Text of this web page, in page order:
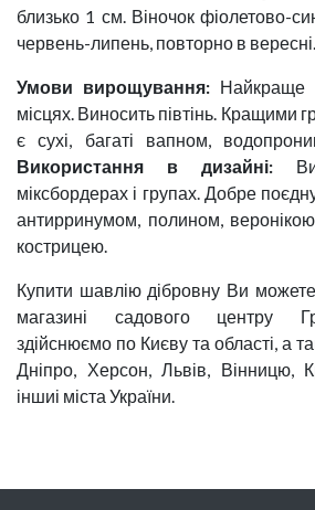
близько 1 см. Віночок фіолетово-
червень-липень, повторно в вересні.
Умови вирощування: Найкраще
місцях. Виносить півтінь. Кращими
є сухі, багаті вапном,
Використання в дизайні:
міксбордерах і групах. Добре
антирринумом, полином,
кострицею.
Купити шавлію дібровну Ви
магазині садового центру
здійснюємо по Києву та області, а
Дніпро, Херсон, Львів, Вінницю,
іншиі міста України.